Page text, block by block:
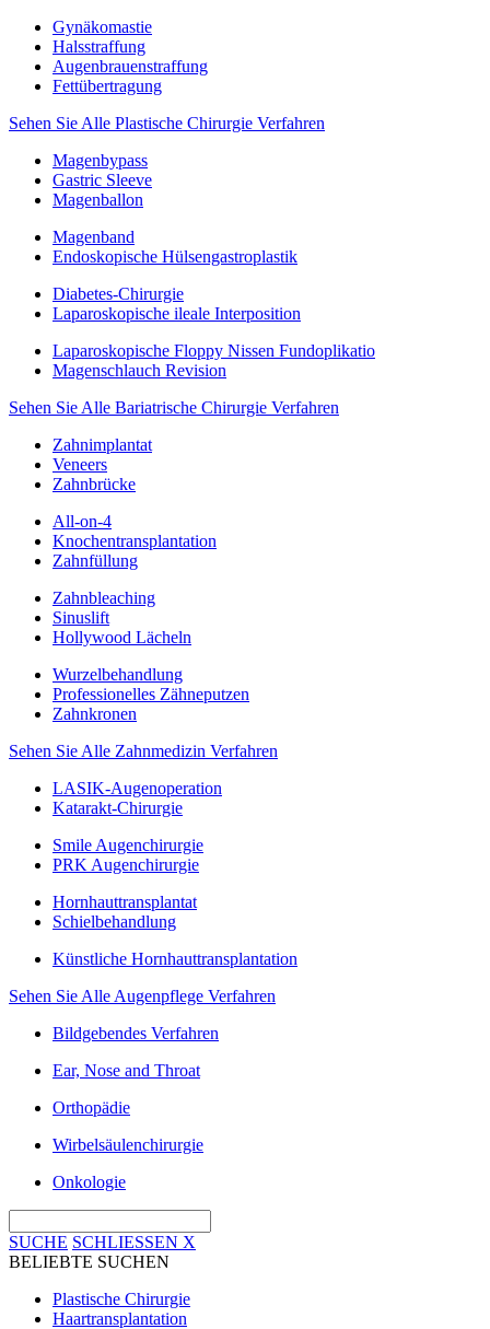
Gynäkomastie
Halsstraffung
Augenbrauenstraffung
Fettübertragung
Sehen Sie Alle Plastische Chirurgie Verfahren
Magenbypass
Gastric Sleeve
Magenballon
Magenband
Endoskopische Hülsengastroplastik
Diabetes-Chirurgie
Laparoskopische ileale Interposition
Laparoskopische Floppy Nissen Fundoplikatio
Magenschlauch Revision
Sehen Sie Alle Bariatrische Chirurgie Verfahren
Zahnimplantat
Veneers
Zahnbrücke
All-on-4
Knochentransplantation
Zahnfüllung
Zahnbleaching
Sinuslift
Hollywood Lächeln
Wurzelbehandlung
Professionelles Zähneputzen
Zahnkronen
Sehen Sie Alle Zahnmedizin Verfahren
LASIK-Augenoperation
Katarakt-Chirurgie
Smile Augenchirurgie
PRK Augenchirurgie
Hornhauttransplantat
Schielbehandlung
Künstliche Hornhauttransplantation
Sehen Sie Alle Augenpflege Verfahren
Bildgebendes Verfahren
Ear, Nose and Throat
Orthopädie
Wirbelsäulenchirurgie
Onkologie
SUCHE SCHLIESSEN X
BELIEBTE SUCHEN
Plastische Chirurgie
Haartransplantation